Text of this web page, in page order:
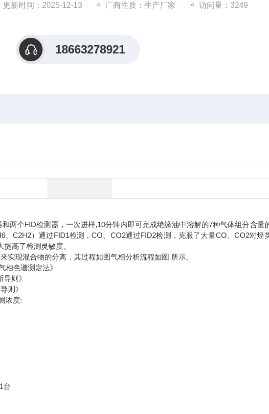
更新时间：2025-12-13 厂商性质：生产厂家 访问量：3249
18663278921
两个FID检测器，一次进样,10分钟内即可完成绝缘油中溶解的7种气体组分含量
C2H2）通过FID1检测，CO、CO2通过FID2检测，克服了大量CO、CO2对烃
高了检测灵敏度。
实现混合物的分离，其过程如图气相分析流程如图 所示。
相色谱测定法》
则》
则》
浓度:
台